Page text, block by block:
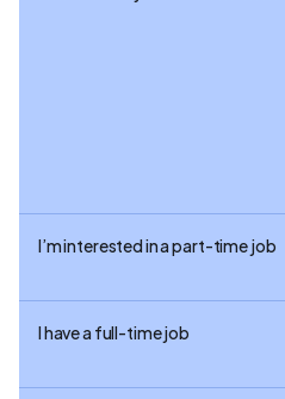
I’m interested in a part-time job
I have a full-time job